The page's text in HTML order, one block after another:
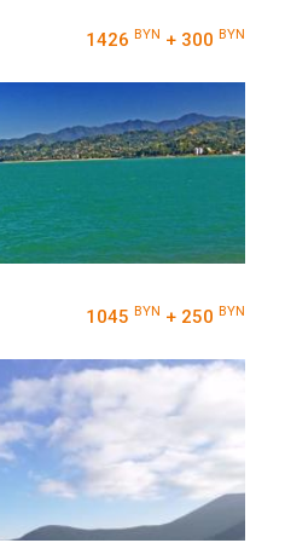
1426 BYN + 300 BYN
1045 BYN + 250 BYN